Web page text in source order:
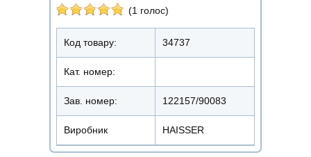
(1 голос)
Код товару: 34737
Кат. номер:
Зав. номер: 122157/90083
Виробник HAISSER